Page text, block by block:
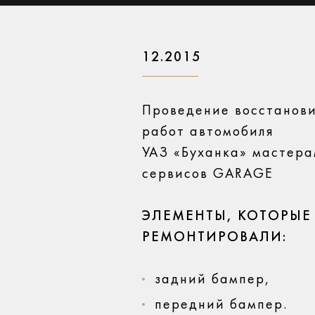
12.2015
Проведение
работ автомобиля
УАЗ «Буханка»
сервисов GARAGE
ЭЛЕМЕНТЫ, КОТОРЫЕ
РЕМОНТИРОВАЛИ:
задний бампер,
передний бампер.